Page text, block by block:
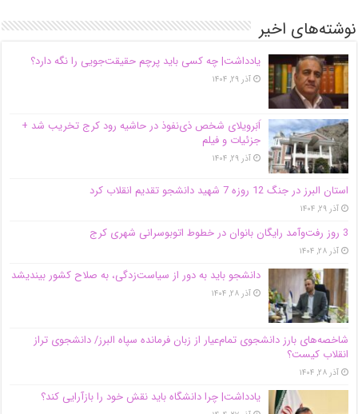
نوشته‌های اخیر
یادداشت| ‌چه کسی باید پرچم حقیقت‌جویی را نگه دارد؟
آذر ۲۹, ۱۴۰۴
اَبَر‌ویلای شخص ذی‌نفوذ در حاشیه‌ رود کرج تخریب شد +
جزئیات و فیلم
آذر ۲۹, ۱۴۰۴
استان البرز در جنگ 12 روزه 7 شهید دانشجو تقدیم انقلاب کرد
آذر ۲۹, ۱۴۰۴
3 روز رفت‌وآمد رایگان بانوان در خطوط اتوبوسرانی شهری کرج
آذر ۲۸, ۱۴۰۴
دانشجو باید به دور از سیاست‌زدگی، به صلاح کشور بیندیشد
آذر ۲۸, ۱۴۰۴
شاخصه‌های بارز دانشجوی تمام‌عیار از زبان فرمانده سپاه البرز/ دانشجوی تراز
انقلاب کیست؟
آذر ۲۸, ۱۴۰۴
یادداشت| چرا دانشگاه باید نقش خود را بازآرایی کند؟